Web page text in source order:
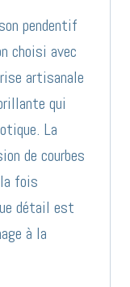
pendentif
choisi avec
artisanale
qui
La
de courbes
fois
détail est
à la